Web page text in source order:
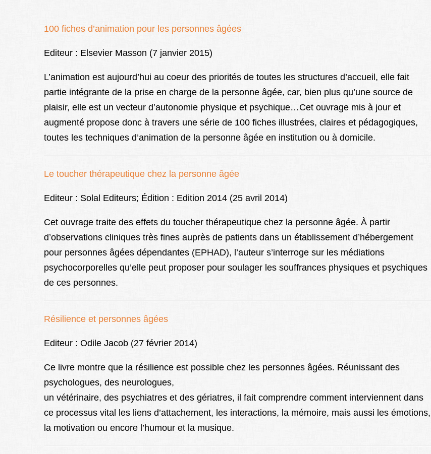
100 fiches d’animation pour les personnes âgées
Editeur : Elsevier Masson (7 janvier 2015)
L’animation est aujourd’hui au coeur des priorités de toutes les structures d’accueil, elle fait
partie intégrante de la prise en charge de la personne âgée, car, bien plus qu’une source de
plaisir, elle est un vecteur d’autonomie physique et psychique…Cet ouvrage mis à jour et
augmenté propose donc à travers une série de 100 fiches illustrées, claires et pédagogiques,
toutes les techniques d’animation de la personne âgée en institution ou à domicile.
Le toucher thérapeutique chez la personne âgée
Editeur : Solal Editeurs; Édition : Edition 2014 (25 avril 2014)
Cet ouvrage traite des effets du toucher thérapeutique chez la personne âgée. À partir
d’observations cliniques très fines auprès de patients dans un établissement d’hébergement
pour personnes âgées dépendantes (EPHAD), l’auteur s’interroge sur les médiations
psychocorporelles qu’elle peut proposer pour soulager les souffrances physiques et psychiques
de ces personnes.
Résilience et personnes âgées
Editeur : Odile Jacob (27 février 2014)
Ce livre montre que la résilience est possible chez les personnes âgées. Réunissant des
psychologues, des neurologues,
un vétérinaire, des psychiatres et des gériatres, il fait comprendre comment interviennent dans
ce processus vital les liens d’attachement, les interactions, la mémoire, mais aussi les émotions,
la motivation ou encore l’humour et la musique.